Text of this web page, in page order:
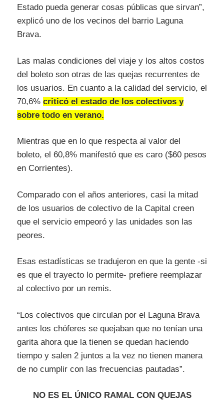
Estado pueda generar cosas públicas que sirvan”,
explicó uno de los vecinos del barrio Laguna
Brava.
Las malas condiciones del viaje y los altos costos
del boleto son otras de las quejas recurrentes de
los usuarios. En cuanto a la calidad del servicio, el
70,6% criticó el estado de los colectivos y
sobre todo en verano.
Mientras que en lo que respecta al valor del
boleto, el 60,8% manifestó que es caro ($60 pesos
en Corrientes).
Comparado con el años anteriores, casi la mitad
de los usuarios de colectivo de la Capital creen
que el servicio empeoró y las unidades son las
peores.
Esas estadísticas se tradujeron en que la gente -si
es que el trayecto lo permite- prefiere reemplazar
al colectivo por un remis.
“Los colectivos que circulan por el Laguna Brava
antes los chóferes se quejaban que no tenían una
garita ahora que la tienen se quedan haciendo
tiempo y salen 2 juntos a la vez no tienen manera
de no cumplir con las frecuencias pautadas”.
NO ES EL ÚNICO RAMAL CON QUEJAS